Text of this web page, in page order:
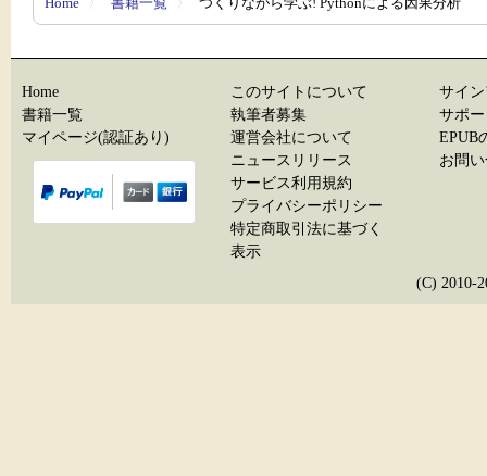
Home
書籍一覧
マイページ(認証あり)
このサイトについて
執筆者募集
運営会社について
ニュースリリース
サービス利用規約
プライバシーポリシー
特定商取引法に基づく
表示
サイ
サポ
EPUB
お問
(C) 2010-